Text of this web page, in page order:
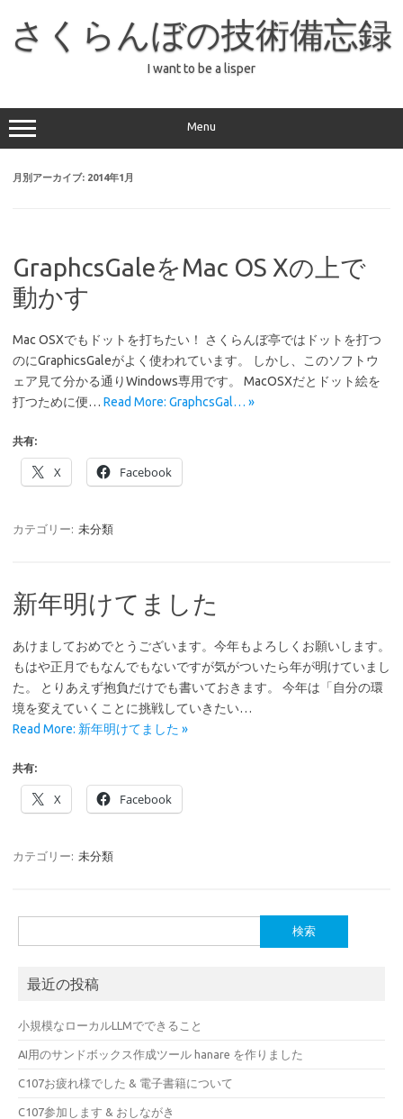
ッ
プ
さくらんぼの技術備忘録
I want to be a lisper
Menu
月別アーカイブ: 2014年1月
GraphcsGaleをMac OS Xの上で
動かす
Mac OSXでもドットを打ちたい！ さくらんぼ亭ではドットを打つ
のにGraphicsGaleがよく使われています。 しかし、このソフトウ
ェア見て分かる通りWindows専用です。 MacOSXだとドット絵を
打つために便… Read More: GraphcsGal… »
共有:
X Facebook
カテゴリー: 未分類
新年明けてました
あけましておめでとうございます。今年もよろしくお願いします。
もはや正月でもなんでもないですが気がついたら年が明けていまし
た。 とりあえず抱負だけでも書いておきます。 今年は「自分の環
境を変えていくことに挑戦していきたい…
Read More: 新年明けてました »
共有:
X Facebook
カテゴリー: 未分類
索:
最近の投稿
小規模なローカルLLMでできること
AI用のサンドボックス作成ツール hanare を作りました
C107お疲れ様でした & 電子書籍について
C107参加します & おしながき